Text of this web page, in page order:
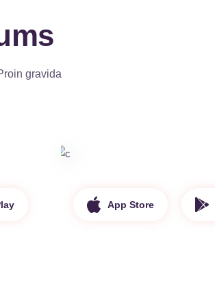
gravida
App Store